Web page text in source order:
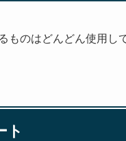
ものはどんどん使用し
ト